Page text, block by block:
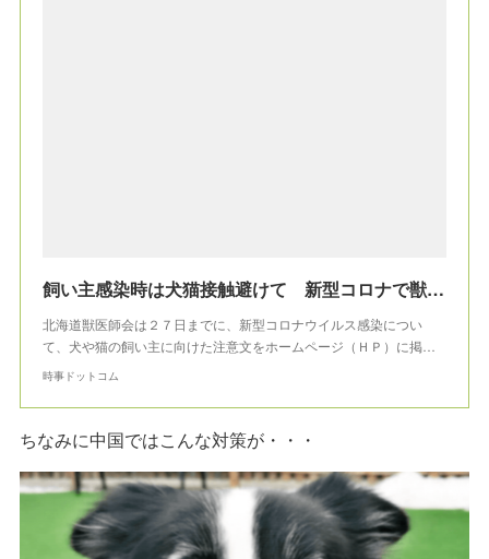
飼い主感染時は犬猫接触避けて 新型コロナで獣医師会：時事ドットコム
北海道獣医師会は２７日までに、新型コロナウイルス感染につい
て、犬や猫の飼い主に向けた注意文をホームページ（ＨＰ）に掲…
時事ドットコム
ちなみに中国ではこんな対策が・・・